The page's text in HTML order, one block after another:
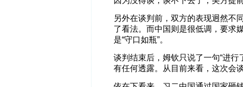
另外在谈判前，双方的表现迥然不
了看法。而中国则是很低调，要求
是“守口如瓶”。
谈判结束后，姆钦只说了一句“进
有任何透露。从目前来看，这次会